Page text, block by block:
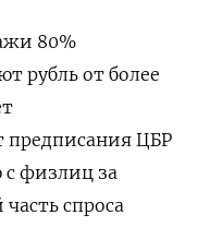
80%
рубль от более
предписания ЦБР
физлиц за
спроса